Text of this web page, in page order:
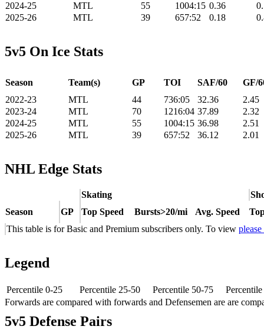
2024-25
MTL 55 1004:15 0.36
2025-26
MTL 39 657:52 0.18
5v5 On Ice Stats
Season Team(s) GP TOI SAF/60
GF/
2022-23
MTL 44 736:05 32.36
2.45
2023-24
MTL 70 1216:04 37.89
2.32
2024-25
MTL 55 1004:15 36.98
2.51
2025-26
MTL 39 657:52 36.12 2.01
NHL Edge Stats
Skating
Season
GP Top Speed Bursts>20/mi Avg. Speed
This table is for Basic and Premium subscribers only. To view
Legend
Percentile 0-25 Percentile 25-50 Percentile 50-75
Forwards are compared with forwards and Defensemen are are
5v5 Defense Pairs